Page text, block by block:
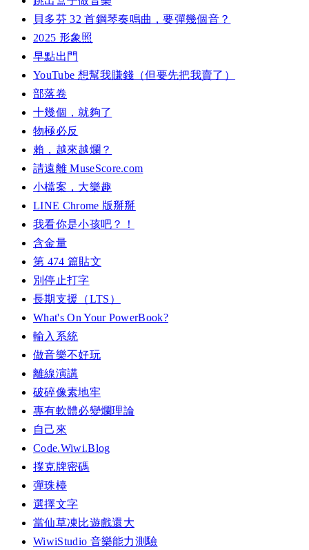
貝多芬 32 首鋼琴奏鳴曲，要彈幾個音？
2025 形象照
早點出門
YouTube 想幫我賺錢（但要先把我賣了）
部落卷
十幾個，就夠了
物極必反
賴，越來越爛？
請遠離 MuseScore.com
小檔案，大樂趣
LINE Chrome 版掰掰
我看你是小孩吧？！
含金量
第 474 篇貼文
別停止打字
長期支援（LTS）
What's On Your PowerBook?
輸入系統
做音樂不好玩
離線演講
破碎像素地牢
專有軟體必變爛理論
自己來
Code.Wiwi.Blog
撲克牌密碼
彈珠檯
選擇文字
當仙草凍比遊戲還大
WiwiStudio 音樂能力測驗